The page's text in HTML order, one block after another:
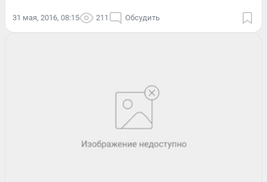
31 мая, 2016, 08:15 211 Обсудить